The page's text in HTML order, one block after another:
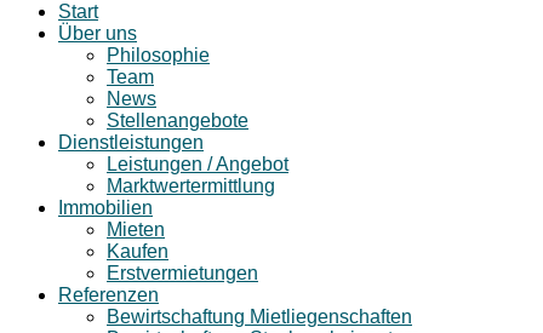
Start
Über uns
Philosophie
Team
News
Stellenangebote
Dienstleistungen
Leistungen / Angebot
Marktwertermittlung
Immobilien
Mieten
Kaufen
Erstvermietungen
Referenzen
Bewirtschaftung Mietliegenschaften